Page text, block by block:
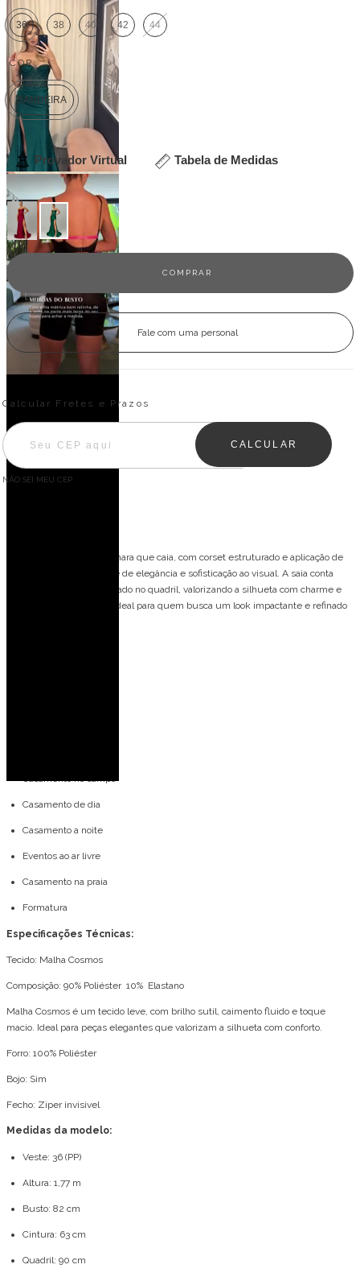
36 38 40 42 44
COR:
BANDEIRA
Provador Virtual Tabela de Medidas
Veja outras opções
Fale com uma personal
Entregas para o CEP:
Calcular Fretes e Prazos
CALCULAR
NÃO SEI MEU CEP
Vestido de festa longo tomara que caia, com corset estruturado e aplicação de
brilho, trazendo um toque de elegância e sofisticação ao visual. A saia conta
com fenda frontal e drapeado no quadril, valorizando a silhueta com charme e
movimento. Um modelo ideal para quem busca um look impactante e refinado
Casamento no campo
Casamento de dia
Casamento a noite
Eventos ao ar livre
Casamento na praia
Formatura
Especificações Técnicas:
Tecido: Malha Cosmos
Composição: 90% Poliéster 10% Elastano
Malha Cosmos é um tecido leve, com brilho sutil, caimento fluido e toque
macio. Ideal para peças elegantes que valorizam a silhueta com conforto.
Forro: 100% Poliéster
Bojo: Sim
Fecho: Ziper invisivel
Medidas da modelo:
Veste: 36 (PP)
Altura: 1,77 m
Busto: 82 cm
Cintura: 63 cm
Quadril: 90 cm